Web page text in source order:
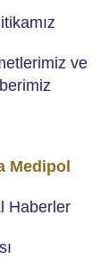
ve
Medipol
Haberler